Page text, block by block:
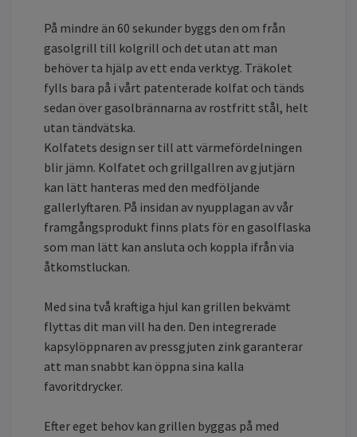
På mindre än 60 sekunder byggs den om från
gasolgrill till kolgrill och det utan att man
behöver ta hjälp av ett enda verktyg. Träkolet
fylls bara på i vårt patenterade kolfat och tänds
sedan över gasolbrännarna av rostfritt stål, helt
utan tändvätska.
Kolfatets design ser till att värmefördelningen
blir jämn. Kolfatet och grillgallren av gjutjärn
kan lätt hanteras med den medföljande
gallerlyftaren. På insidan av nyupplagan av vår
framgångsprodukt finns plats för en gasolflaska
som man lätt kan ansluta och koppla ifrån via
åtkomstluckan.
Med sina två kraftiga hjul kan grillen bekvämt
flyttas dit man vill ha den. Den integrerade
kapsylöppnaren av pressgjuten zink garanterar
att man snabbt kan öppna sina kalla
favoritdrycker.
Efter eget behov kan grillen byggas på med